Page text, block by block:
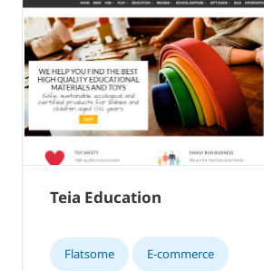
Teia Education
Flatsome E-commerce